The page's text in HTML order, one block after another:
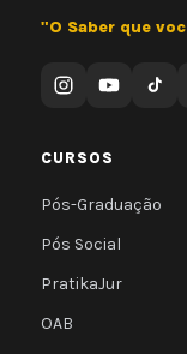
"O Saber que
CURSOS
Pós-Graduação
Pós Social
PratikaJur
OAB